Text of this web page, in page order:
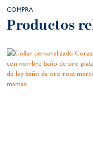
COMPRA
Productos